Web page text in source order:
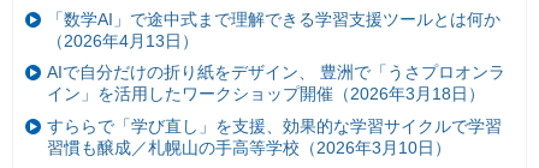
「数学AI」で途中式まで理解できる学習支援ツールとは何か
（2026年4月13日）
AIで自分だけの折り紙をデザイン、 豊洲で「うさプロオンラ
イン」を活用したワークショップ開催（2026年3月18日）
すららで「学び直し」を支援、効果的な学習サイクルで学習
習慣も醸成／札幌山の手高等学校（2026年3月10日）